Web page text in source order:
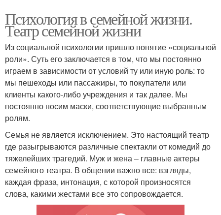
Психология в семейной жизни.
Театр семейной жизни
Из социальной психологии пришло понятие «социальной
роли». Суть его заключается в том, что мы постоянно
играем в зависимости от условий ту или иную роль: то
мы пешеходы или пассажиры, то покупатели или
клиенты какого-либо учреждения и так далее. Мы
постоянно носим маски, соответствующие выбранным
ролям.
Семья не является исключением. Это настоящий театр
где разыгрываются различные спектакли от комедий до
тяжелейших трагедий. Муж и жена – главные актеры
семейного театра. В общении важно все: взгляды,
каждая фраза, интонация, с которой произносятся
слова, какими жестами все это сопровождается.